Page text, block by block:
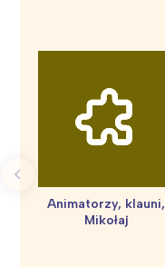
Animatorzy, klauni,
Mikołaj